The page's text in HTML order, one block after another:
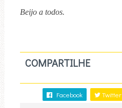
Beijo a todos.
COMPARTILHE
Facebook Twitter